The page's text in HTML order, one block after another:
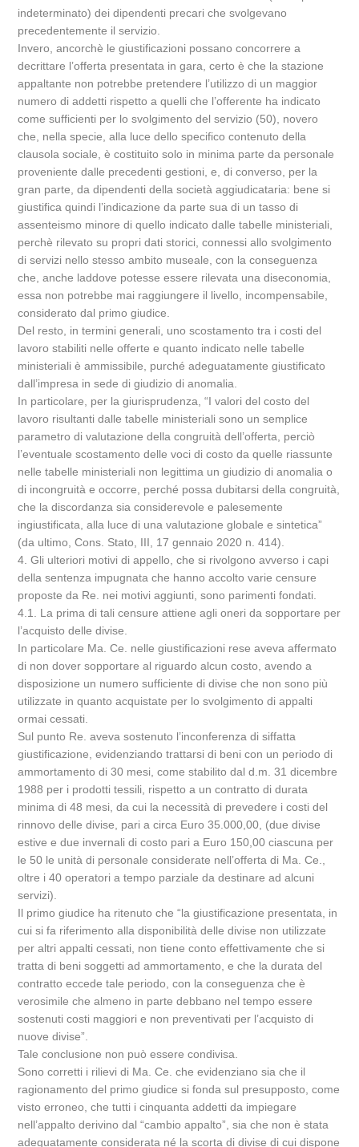
indeterminato) dei dipendenti precari che svolgevano
precedentemente il servizio.
Invero, ancorchè le giustificazioni possano concorrere a
decrittare l’offerta presentata in gara, certo è che la stazione
appaltante non potrebbe pretendere l’utilizzo di un maggior
numero di addetti rispetto a quelli che l’offerente ha indicato
come sufficienti per lo svolgimento del servizio (50), novero
che, nella specie, alla luce dello specifico contenuto della
clausola sociale, è costituito solo in minima parte da personale
proveniente dalle precedenti gestioni, e, di converso, per la
gran parte, da dipendenti della società aggiudicataria: bene si
giustifica quindi l’indicazione da parte sua di un tasso di
assenteismo minore di quello indicato dalle tabelle ministeriali,
perchè rilevato su propri dati storici, connessi allo svolgimento
di servizi nello stesso ambito museale, con la conseguenza
che, anche laddove potesse essere rilevata una diseconomia,
essa non potrebbe mai raggiungere il livello, incompensabile,
considerato dal primo giudice.
Del resto, in termini generali, uno scostamento tra i costi del
lavoro stabiliti nelle offerte e quanto indicato nelle tabelle
ministeriali è ammissibile, purché adeguatamente giustificato
dall’impresa in sede di giudizio di anomalia.
In particolare, per la giurisprudenza, “I valori del costo del
lavoro risultanti dalle tabelle ministeriali sono un semplice
parametro di valutazione della congruità dell’offerta, perciò
l’eventuale scostamento delle voci di costo da quelle riassunte
nelle tabelle ministeriali non legittima un giudizio di anomalia o
di incongruità e occorre, perché possa dubitarsi della congruità,
che la discordanza sia considerevole e palesemente
ingiustificata, alla luce di una valutazione globale e sintetica”
(da ultimo, Cons. Stato, III, 17 gennaio 2020 n. 414).
4. Gli ulteriori motivi di appello, che si rivolgono avverso i capi
della sentenza impugnata che hanno accolto varie censure
proposte da Re. nei motivi aggiunti, sono parimenti fondati.
4.1. La prima di tali censure attiene agli oneri da sopportare per
l’acquisto delle divise.
In particolare Ma. Ce. nelle giustificazioni rese aveva affermato
di non dover sopportare al riguardo alcun costo, avendo a
disposizione un numero sufficiente di divise che non sono più
utilizzate in quanto acquistate per lo svolgimento di appalti
ormai cessati.
Sul punto Re. aveva sostenuto l’inconferenza di siffatta
giustificazione, evidenziando trattarsi di beni con un periodo di
ammortamento di 30 mesi, come stabilito dal d.m. 31 dicembre
1988 per i prodotti tessili, rispetto a un contratto di durata
minima di 48 mesi, da cui la necessità di prevedere i costi del
rinnovo delle divise, pari a circa Euro 35.000,00, (due divise
estive e due invernali di costo pari a Euro 150,00 ciascuna per
le 50 le unità di personale considerate nell’offerta di Ma. Ce.,
oltre i 40 operatori a tempo parziale da destinare ad alcuni
servizi).
Il primo giudice ha ritenuto che “la giustificazione presentata, in
cui si fa riferimento alla disponibilità delle divise non utilizzate
per altri appalti cessati, non tiene conto effettivamente che si
tratta di beni soggetti ad ammortamento, e che la durata del
contratto eccede tale periodo, con la conseguenza che è
verosimile che almeno in parte debbano nel tempo essere
sostenuti costi maggiori e non preventivati per l’acquisto di
nuove divise”.
Tale conclusione non può essere condivisa.
Sono corretti i rilievi di Ma. Ce. che evidenziano sia che il
ragionamento del primo giudice si fonda sul presupposto, come
visto erroneo, che tutti i cinquanta addetti da impiegare
nell’appalto derivino dal “cambio appalto”, sia che non è stata
adeguatamente considerata né la scorta di divise di cui dispone